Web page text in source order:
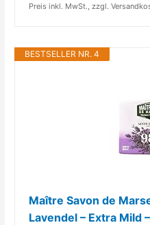
Preis inkl. MwSt., zzgl.
BESTSELLER NR. 4
Maître Savon de
Lavendel – Extra Mild